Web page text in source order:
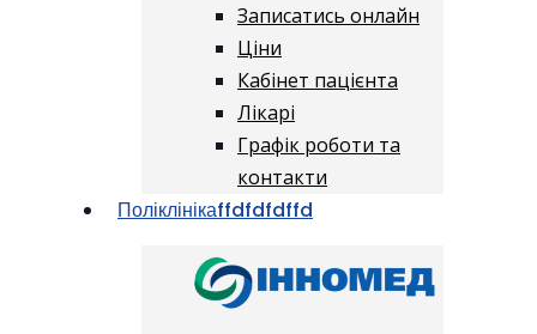
Записатись онлайн
Ціни
Кабінет пацієнта
Лікарі
Графік роботи та
контакти
Поліклінікаffdfdfdffd